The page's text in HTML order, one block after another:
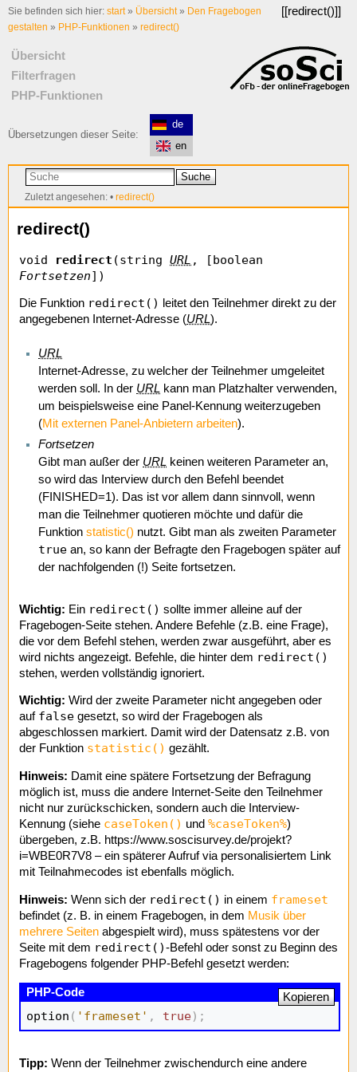
[[redirect()]]
Sie befinden sich hier: start» Übersicht» Den Fragebogen
gestalten » PHP-Funktionen » redirect()
Übersicht
Filterfragen
PHP-Funktionen
Übersetzungen dieser Seite:
de
en
Suche
Zuletzt angesehen: • redirect()
redirect()
void redirect (string URL , [boolean
Fortsetzen])
Die Funktion redirect()
leitet den Teilnehmer direkt zu der
angegebenen Internet-Adresse (URL).
URL
Internet-Adresse, zu welcher der Teilnehmer umgeleitet
werden soll. In der URL kann man Platzhalter verwenden,
um beispielsweise eine Panel-Kennung weiterzugeben
(Mit externen Panel-Anbietern arbeiten).
Fortsetzen
Gibt man außer der URL keinen weiteren Parameter an,
so wird das Interview durch den Befehl beendet
(FINISHED=1). Das ist vor allem dann sinnvoll, wenn
man die Teilnehmer quotieren möchte und dafür die
Funktion statistic() nutzt. Gibt man als zweiten Parameter
true an, so kann der Befragte den Fragebogen später auf
der nachfolgenden (!) Seite fortsetzen.
Wichtig: Ein redirect() sollte immer alleine auf der
Fragebogen-Seite stehen. Andere Befehle (z.B. eine Frage),
die vor dem Befehl stehen, werden zwar ausgeführt, aber es
wird nichts angezeigt. Befehle, die hinter dem redirect()
stehen, werden vollständig ignoriert.
Wichtig: Wird der zweite Parameter nicht angegeben oder
auf false gesetzt, so wird der Fragebogen als
abgeschlossen markiert. Damit wird der Datensatz z.B. von
der Funktion statistic() gezählt.
Hinweis: Damit eine spätere Fortsetzung der Befragung
möglich ist, muss die andere Internet-Seite den Teilnehmer
nicht nur zurückschicken, sondern auch die Interview-
Kennung (siehe caseToken() und %caseToken%)
übergeben, z.B. https://www.soscisurvey.de/projekt?
i=WBE0R7V8 – ein späterer Aufruf via personalisiertem Link
mit Teilnahmecodes ist ebenfalls möglich.
Hinweis: Wenn sich der redirect() in einem frameset
befindet (z. B. in einem Fragebogen, in dem Musik über
mehrere Seiten abgespielt wird), muss spätestens vor der
Seite mit dem redirect()-Befehl oder sonst zu Beginn des
Fragebogens folgender PHP-Befehl gesetzt werden:
option ( 'frameset' , true) ;
Kopieren
Tipp: Wenn der Teilnehmer zwischendurch eine andere